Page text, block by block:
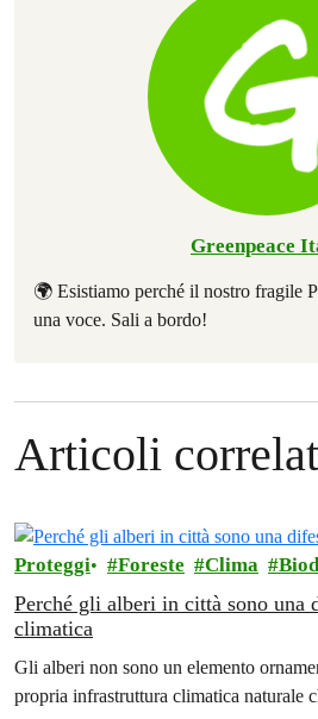
Greenpeace
🌍 Esistiamo perché il nostro fragile
una voce. Sali a bordo!
Articoli
Proteggi Foreste Clima
Perché gli alberi in città sono una
climatica
Gli alberi non sono un elemento
propria infrastruttura climatica naturale